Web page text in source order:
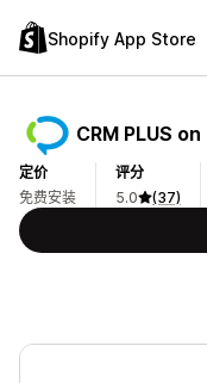
Shopify App Store
CRM PLUS on
定价
免费安装
评分
5.0
(37)